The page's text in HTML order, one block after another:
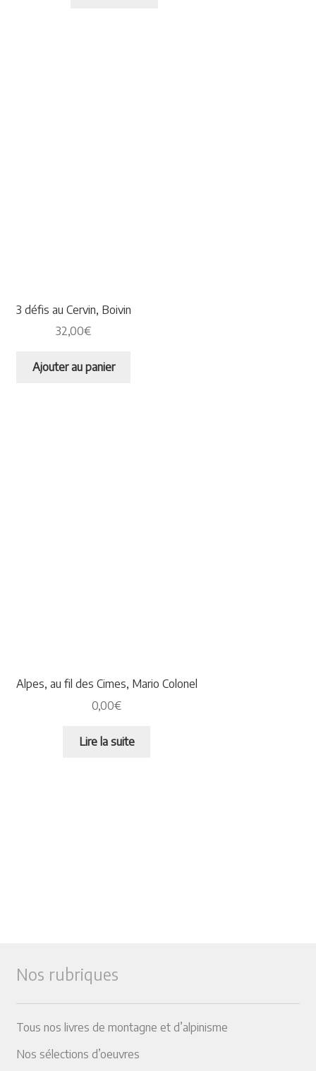
3 défis au Cervin, Boivin
32,00€
Ajouter au panier
Alpes, au fil des Cimes, Mario Colonel
0,00€
Lire la suite
Nos rubriques
Tous nos livres de montagne et d’alpinisme
Nos sélections d’oeuvres